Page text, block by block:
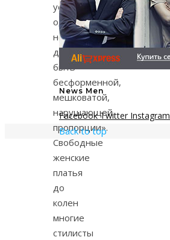
условие:
одежда
не
должна
быть
бесформенной,
мешковатой,
нарушающей
пропорции».
Свободные
женские
платья
до
колен
многие
стилисты
News Men
Facebook Twitter Instagram
Back to top